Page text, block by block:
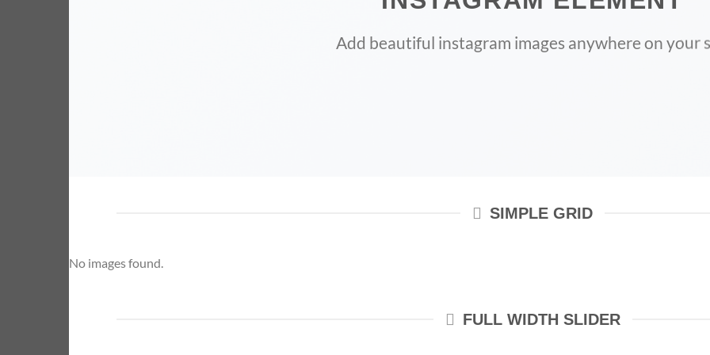
Add beautiful instagram images anywhere on your
SIMPLE GRID
No images found.
FULL WIDTH SLIDER